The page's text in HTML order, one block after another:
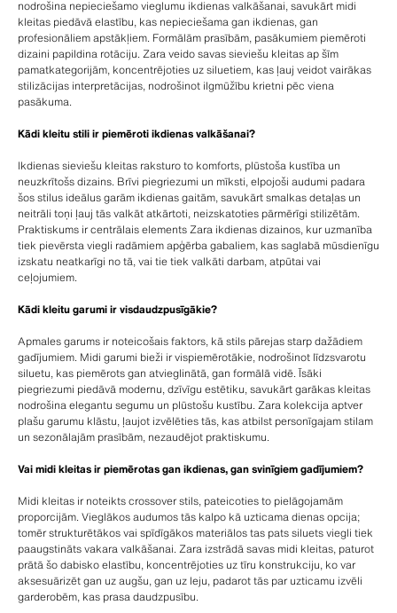
nodrošina nepieciešamo vieglumu ikdienas valkāšanai, savukārt midi
kleitas piedāvā elastību, kas nepieciešama gan ikdienas, gan
profesionāliem apstākļiem. Formālām prasībām, pasākumiem piemēroti
dizaini papildina rotāciju. Zara veido savas sieviešu kleitas ap šīm
pamatkategorijām, koncentrējoties uz siluetiem, kas ļauj veidot vairākas
stilizācijas interpretācijas, nodrošinot ilgmūžību krietni pēc viena
pasākuma.
Kādi kleitu stili ir piemēroti ikdienas valkāšanai?
Ikdienas sieviešu kleitas raksturo to komforts, plūstoša kustība un
neuzkrītošs dizains. Brīvi piegriezumi un mīksti, elpojoši audumi padara
šos stilus ideālus garām ikdienas gaitām, savukārt smalkas detaļas un
neitrāli toņi ļauj tās valkāt atkārtoti, neizskatoties pārmērīgi stilizētām.
Praktiskums ir centrālais elements Zara ikdienas dizainos, kur uzmanība
tiek pievērsta viegli radāmiem apģērba gabaliem, kas saglabā mūsdienīgu
izskatu neatkarīgi no tā, vai tie tiek valkāti darbam, atpūtai vai
ceļojumiem.
Kādi kleitu garumi ir visdaudzpusīgākie?
Apmales garums ir noteicošais faktors, kā stils pārejas starp dažādiem
gadījumiem. Midi garumi bieži ir vispiemērotākie, nodrošinot līdzsvarotu
siluetu, kas piemērots gan atvieglinātā, gan formālā vidē. Īsāki
piegriezumi piedāvā modernu, dzīvīgu estētiku, savukārt garākas kleitas
nodrošina elegantu segumu un plūstošu kustību. Zara kolekcija aptver
plašu garumu klāstu, ļaujot izvēlēties tās, kas atbilst personīgajam stilam
un sezonālajām prasībām, nezaudējot praktiskumu.
Vai midi kleitas ir piemērotas gan ikdienas, gan svinīgiem gadījumiem?
Midi kleitas ir noteikts crossover stils, pateicoties to pielāgojamām
proporcijām. Vieglākos audumos tās kalpo kā uzticama dienas opcija;
tomēr strukturētākos vai spīdīgākos materiālos tas pats siluets viegli tiek
paaugstināts vakara valkāšanai. Zara izstrādā savas midi kleitas, paturot
prātā šo dabisko elastību, koncentrējoties uz tīru konstrukciju, ko var
aksesuārizēt gan uz augšu, gan uz leju, padarot tās par uzticamu izvēli
garderobēm, kas prasa daudzpusību.